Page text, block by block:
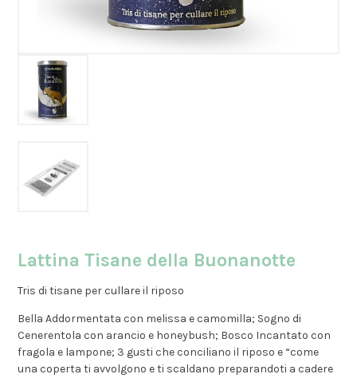
Lattina Tisane della Buonanotte
Tris di tisane per cullare il riposo
Bella Addormentata con melissa e camomilla; Sogno di
Cenerentola con arancio e honeybush; Bosco Incantato con
fragola e lampone; 3 gusti che conciliano il riposo e “come
una coperta ti avvolgono e ti scaldano preparandoti a cadere